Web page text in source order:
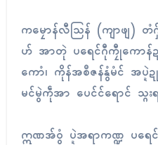
ကမၠောန်လီသြန် (ကျာဖျ
ဟ် အာတုဲ ပရေၚ်ဂီုကၠီုကောန်
ကောံ၊ ကိုန်အစဳဇန်နွံမံၚ် အပ္ဍဲ
မင်မွဲကဵုအာ ပေၚ်ၚ်ရောၚ် သ္ဂး
ဣဏအ်ဝွံ ပ္ဍဲအရာကဏ္ဍ ပ